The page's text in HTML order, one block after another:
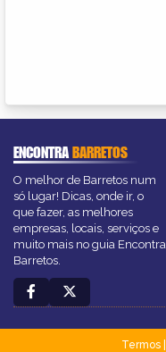
ENCONTRABARRETOS
O melhor de Barretos num
só lugar! Dicas, onde ir, o
que fazer, as melhores
empresas, locais, serviços e
muito mais no guia Encontra
Barretos.
Termos|